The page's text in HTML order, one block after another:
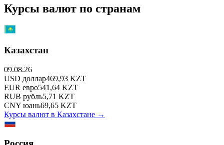
Курсы валют по странам
Казахстан
09.08.26
USD доллар469,93 KZT
EUR евро541,64 KZT
RUB рубль5,71 KZT
CNY юань69,65 KZT
Курсы валют в Казахстане →